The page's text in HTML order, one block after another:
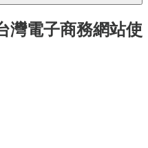
灣電子商務網站使